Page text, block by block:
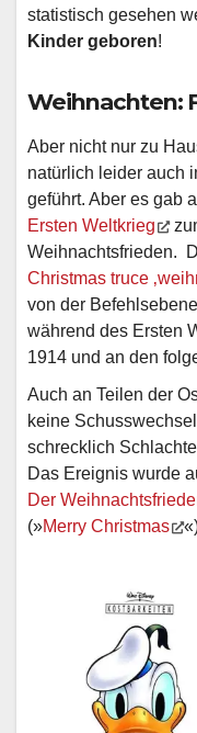
statistisch gesehen
Kinder geboren!
Weihnachten:
Aber nicht nur zu
natürlich leider auch
geführt. Aber es gab
Ersten Weltkrieg
Weihnachtsfrieden.
Christmas truce
von der
während des Ersten
1914 und an den
Auch an Teilen der
keine
schrecklich
Das Ereignis wurde
Der
(»Merry Christmas